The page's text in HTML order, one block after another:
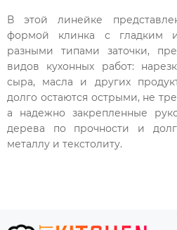
В этой линейке
формой клинка с гладким
разными типами заточки,
видов кухонных работ:
сыра, масла и других
долго остаются острыми, не
а надежно закрепленные
дерева по прочности и
металлу и текстолиту.